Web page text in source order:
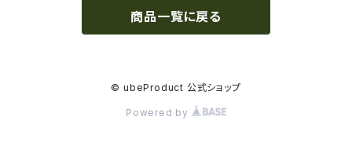
商品一覧に戻る
© ubeProduct 公式ショップ
Powered by